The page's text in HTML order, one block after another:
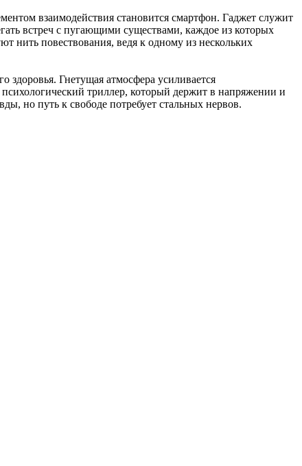
взаимодействия становится смартфон. Гаджет служит
встреч с пугающими существами, каждое из которых
нить повествования, ведя к одному из нескольких
Гнетущая атмосфера усиливается
триллер, который держит в напряжении и
но путь к свободе потребует стальных нервов.